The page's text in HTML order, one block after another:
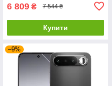
6 809 ₴ 7 544 ₴
Купити
–9%